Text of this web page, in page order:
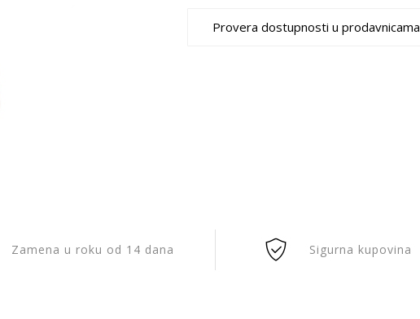
Provera dostupnosti u prodavnicama
Zamena u roku od 14 dana Sigurna kupovina